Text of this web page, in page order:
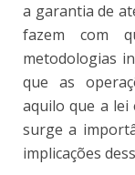
a garantia de
fazem com
metodologias
que as
aquilo que a lei
surge a
implicações